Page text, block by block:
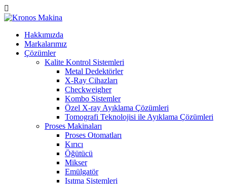
Hakkımızda
Markalarımız
Çözümler
Kalite Kontrol Sistemleri
Metal Dedektörler
X-Ray Cihazları
Checkweigher
Kombo Sistemler
Özel X-ray Ayıklama Çözümleri
Tomografi Teknolojisi ile Ayıklama Çözümleri
Proses Makinaları
Proses Otomatları
Kırıcı
Öğütücü
Mikser
Emülgatör
Isıtma Sistemleri